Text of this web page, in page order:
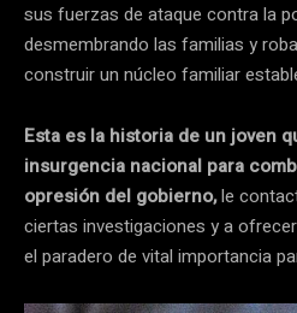
sus fuerzas de ataque contra la
desmembrando las familias y
construir un núcleo familiar
Esta es la historia de un joven
insurgencia nacional para
opresión del gobierno,le
ciertas investigaciones y a
el paradero de vital importancia